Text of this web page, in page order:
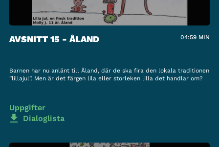
AVSNITT 15 - ÅLAND 04:59 MIN
Barnen har nu anlänt till Åland, där de ska fira den lokala traditionen
”lillajul”. Men är det färgen lila eller storleken lilla det handlar om?
Uppgifter
Dialoglista